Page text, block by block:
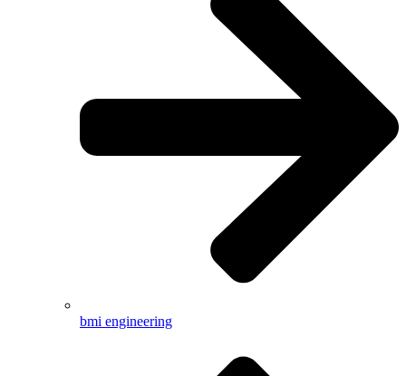
bmi engineering